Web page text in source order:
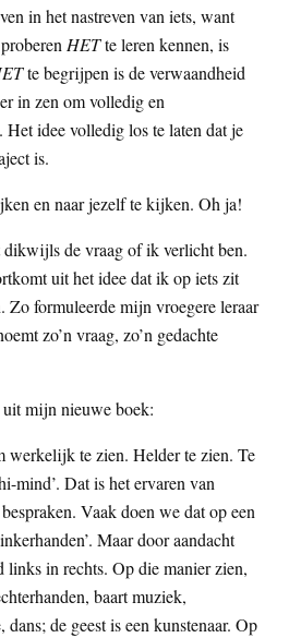
in het nastreven van iets, want
HETte leren kennen, is
te begrijpen is de verwaandheid
in zen om volledig en
Het idee volledig los te laten dat je
is.
en naar jezelf te kijken. Oh ja!
dikwijls de vraag of ik verlicht ben.
uit het idee dat ik op iets zit
Zo formuleerde mijn vroegere leraar
zo’n vraag, zo’n gedachte
mijn nieuwe boek:
werkelijk te zien. Helder te zien. Te
mind’. Dat is het ervaren van
Vaak doen we dat op een
Maar door aandacht
links in rechts. Op die manier zien,
baart muziek,
dans; de geest is een kunstenaar. Op